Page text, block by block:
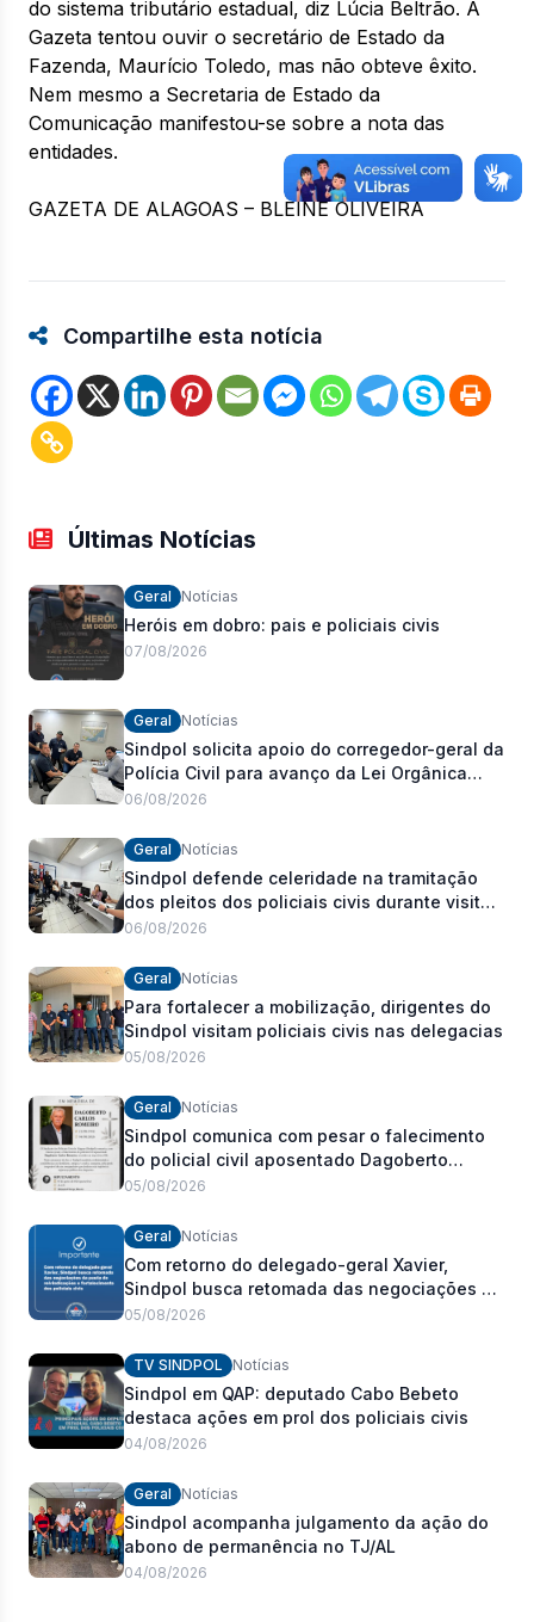
do sistema tributário estadual, diz Lúcia Beltrão. A
Gazeta tentou ouvir o secretário de Estado da
Fazenda, Maurício Toledo, mas não obteve êxito.
Nem mesmo a Secretaria de Estado da
Comunicação manifestou-se sobre a nota das
entidades.
GAZETA DE ALAGOAS – BLEINE OLIVEIRA
Compartilhe esta notícia
Últimas Notícias
Geral Notícias
Heróis em dobro: pais e policiais civis
07/08/2026
Geral Notícias
Sindpol solicita apoio do corregedor-geral da
Polícia Civil para avanço da Lei Orgânica
Estadual
06/08/2026
Geral Notícias
Sindpol defende celeridade na tramitação
dos pleitos dos policiais civis durante visita
às delegacias
06/08/2026
Geral Notícias
Para fortalecer a mobilização, dirigentes do
Sindpol visitam policiais civis nas delegacias
05/08/2026
Geral Notícias
Sindpol comunica com pesar o falecimento
do policial civil aposentado Dagoberto
Carlos Romeiro
05/08/2026
Geral Notícias
Com retorno do delegado-geral Xavier,
Sindpol busca retomada das negociações da
pauta de reivindicações e fortalecimento dos
05/08/2026
TV SINDPOL Notícias
Sindpol em QAP: deputado Cabo Bebeto
destaca ações em prol dos policiais civis
04/08/2026
Geral Notícias
Sindpol acompanha julgamento da ação do
abono de permanência no TJ/AL
04/08/2026